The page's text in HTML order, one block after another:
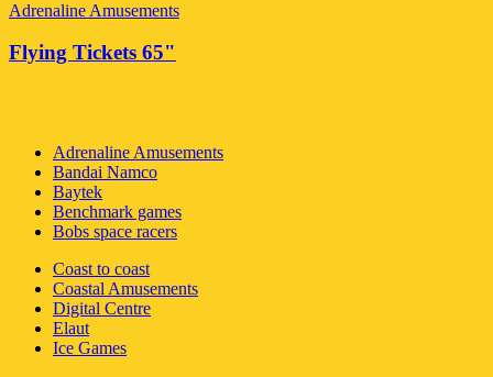
Adrenaline Amusements
Flying Tickets 65"
Adrenaline Amusements
Bandai Namco
Baytek
Benchmark games
Bobs space racers
Coast to coast
Coastal Amusements
Digital Centre
Elaut
Ice Games